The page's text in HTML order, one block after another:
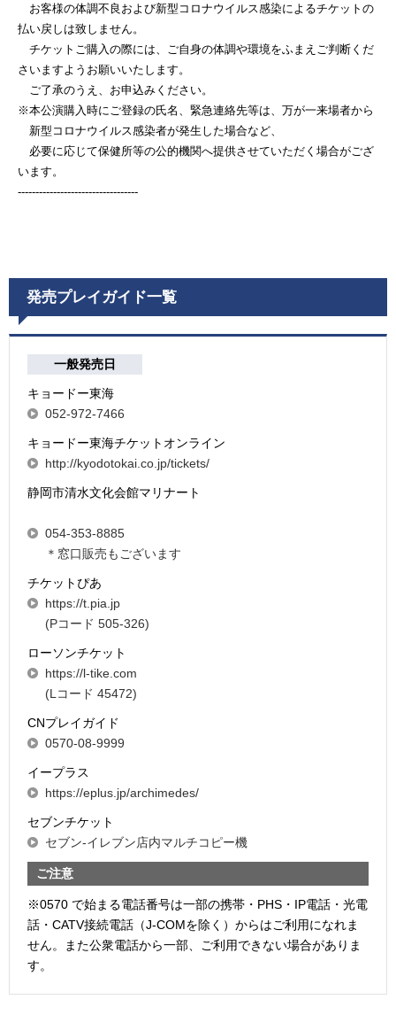
お客様の体調不良および新型コロナウイルス感染によるチケットの
払い戻しは致しません。
チケットご購入の際には、ご自身の体調や環境をふまえご判断くだ
さいますようお願いいたします。
ご了承のうえ、お申込みください。
※本公演購入時にご登録の氏名、緊急連絡先等は、万が一来場者から
新型コロナウイルス感染者が発生した場合など、
必要に応じて保健所等の公的機関へ提供させていただく場合がござ
います。
----------------------------------
発売プレイガイド一覧
一般発売日
キョードー東海
052-972-7466
キョードー東海チケットオンライン
http://kyodotokai.co.jp/tickets/
静岡市清水文化会館マリナート
054-353-8885
＊窓口販売もございます
チケットぴあ
https://t.pia.jp
(Pコード 505-326)
ローソンチケット
https://l-tike.com
(Lコード 45472)
CNプレイガイド
0570-08-9999
イープラス
https://eplus.jp/archimedes/
セブンチケット
セブン-イレブン店内マルチコピー機
ご注意
※0570 で始まる電話番号は一部の携帯・PHS・IP電話・光電
話・CATV接続電話（J-COMを除く）からはご利用になれま
せん。また公衆電話から一部、ご利用できない場合がありま
す。